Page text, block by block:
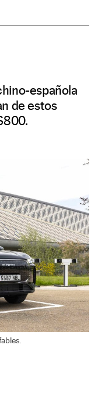
española
de estos